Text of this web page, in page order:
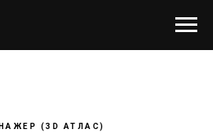
(3D АТЛАС)